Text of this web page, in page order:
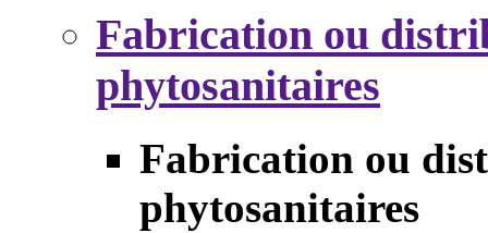
Fabrication ou
phytosanitaires
Fabrication ou
phytosanitaires